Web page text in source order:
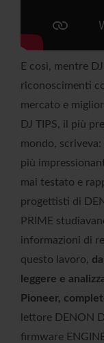
E così, mentre
riconoscimenti
mercato e
DJ TIPS, il più
mondo,
più
mai testato e
progettisti di
PRIME
informazioni di
questo lavoro,
leggere e
Pioneer,
lettore DENON
firmware